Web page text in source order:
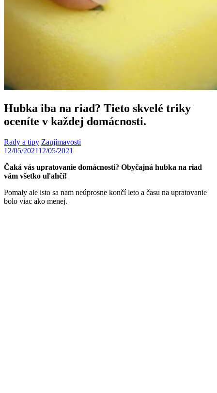
Hubka iba na riad? Tieto skvelé triky
oceníte v každej domácnosti.
Rady a tipy Zaujímavosti
12/05/202112/05/2021
Čaká vás upratovanie domácnosti? Obyčajná hubka na riad
vám všetko uľahčí!
Pomaly ale isto sa nam neúprosne končí leto a času na upratovanie
bolo viac ako menej.